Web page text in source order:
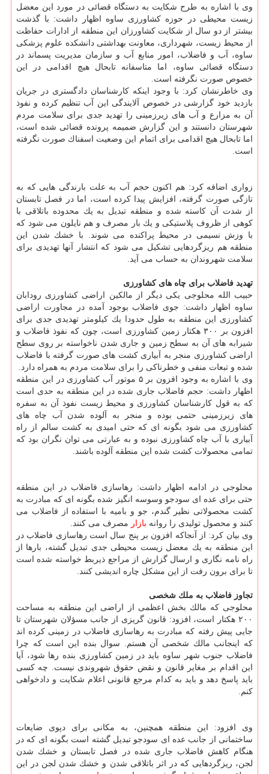
وی با اشاره به طرح شكایت به دستگاه قضائی در مورد این معضل
زیست محیطی در حوزه كشاورزی ساوه اظهار داشت: با گذشت
بیشتر از دو سال از شكایت كشاورزان این منطقه از ادارات حفاظت
از محیط زیست، شهرداری، معاونت بهداشتی دانشكده علوم پزشكی
ساوه، آب و فاضلاب، امور منابع آب و سازمان مدیریت پسماند در
دستگاه قضائی ساوه، اما متاسفانه تابحال هیچ اقدامی در این
خصوص صورت نگرفته است.
وی خاطرنشان كرد: با وجود اینكه كارشناسان دادگستری در جریان
بازدید خود گزارشی در خصوص آلایندگی این آب تنظیم كرده و نفوذ
آن به مزارع و آب های زیرزمینی را تهدید جدی برای سلامت مردم
شهرستان دانستند و این گزارش ضمیمه پرونده قضائی شده است،
اما تابحال هیچ اقدامی برای اتمام این وضعیت اسفناك صورت نگرفته
است.
زواری اضافه كرد: هم اكنون حجم آب به علت بارندگی هایی كه به
تازگی صورت گرفته، افزایش پیدا كرده است، اما در فصل تابستان
از شدت آن كاسته شده و منطقه تبدیل به یك محدوده باتلاقی با
كوهی از ظروف پلاستیكی و یك بار مصرف و هم نایلون می شود كه
با وزش نسیمی در محیط پراكنده می شوند. با خشك شدن این
منطقه هم ریزگردهایی تشكیل می شود كه انتشار آنها تهدیدی برای
سلامت شهروندان به حساب می آید.
تهدید فاضلاب برای چاه های كشاورزی
حبیب الله محلوجی یكی دیگر از مالكین اراضی كشاورزی رودابان
ساوه اظهار داشت: جوی فاضلاب بوجود آمده در مجاورت اراضی
كشاورزی این منطقه به طول حدودا یك كیلومتر تهدیدی جدی برای
افزون بر ۳۰۰ هكتار زمین كشاورزی است، چون كه نفوذ فاضلاب و
شیرابه های آن به سطح زمین و جاری شدن ناخواسته بر روی سطح
اراضی كشاورزی منجر به آبیاری كشت های صورت گرفته با فاضلاب
شده و تبعات منفی و خطرناكی را برای سلامت مردم به همراه دارد.
وی با اشاره به وجود افزون بر ۵ موتور آب كشاورزی در این منطقه
اظهار داشت: حجم فاضلاب جاری شده در این منطقه به حدی است
كه به قول كارشناسان كشاورزی و محیط زیست نفوذ آن به سفره
های زیرزمینی حتمی بوده و منجر به آلوده شدن آب چاه های
كشاورزی می شود بگونه ای كه حتی امیدی به كشت سالم از راه
آبیاری با آب چاه كشاورزی نبوده و به عبارتی می توان نگران بود كه
تمامی محصولات كشت شده این منطقه آلوده باشند.
محلوجی در ادامه اظهار داشت: رهاسازی فاضلاب در این منطقه
حتی برای عده ای سودجو وسوسه انگیز شده بگونه ای كه مبادرت به
كشت محصولاتی نظیر گندم، جو و بامیه با استفاده از فاضلاب می
كنند و محصول تولیدی را روانه بازار مصرف می كنند.
وی بیان كرد: از آنجاكه افزون بر پنج سال است رهاسازی فاضلاب در
این منطقه به یك معضل زیست محیطی جدی تبدیل گشته، بارها از
راه نامه نگاری و ارسال گزارش از مراجع ذیربط خواسته شده است
تا برای برون رفت از این مشكل چاره اندیشی كنند.
تجاوز فاضلاب به ملك شخصی
محلوجی كه مالك بخش اعظمی از اراضی این منطقه به مساحت
۲۰۰ هكتار است، افزود: قانون گریزی از جانب مسؤلان شهرستان تا
جایی پیش رفته كه مبادرت به رهاسازی فاضلاب در زمینی كرده اند
كه اینجانب مالك شخصی آن هستم. سوال بنده این است كه چرا
فاضلاب جنوب شهر ساوه باید در زمین كشاورزی بنده رها شود، آیا
این اقدام بر مغایر قانون و نقض حقوق شهروندی نیست. چه كسی
باید پاسخ دهد و باید به كدام مرجع قانونی اعلام شكایت و دادخواهی
كنم.
وی افزود: این منطقه همچنین، به مكانی برای دپوی ضایعات
ساختمانی از جانب عده ای سودجو تبدیل گشته است بگونه ای كه در
هنگام كاهش فاضلاب جاری شده در فصل تابستان و خشك شدن
لجن، ریزگردهایی كه در اثر باتلاقی شدن و خشك شدن لجن در این